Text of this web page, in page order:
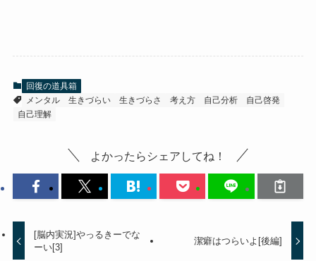
回復の道具箱
メンタル
生きづらい 生きづらさ 考え方 自己分析
自己啓発
自己理解
よかったらシェアしてね！
[脳内実況]やっるきーでな
ーい[3]
潔癖はつらいよ[後編]